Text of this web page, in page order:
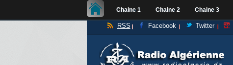
Chaine 1 Chaine 2 Chaine 3
RSS Facebook Twitter